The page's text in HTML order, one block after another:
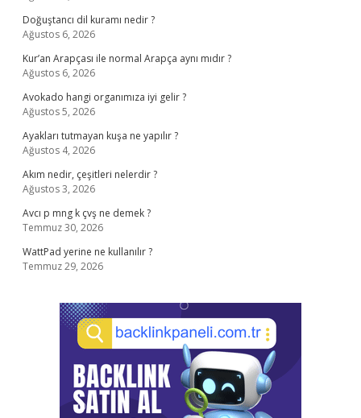
Doğuştancı dil kuramı nedir ?
Ağustos 6, 2026
Kur’an Arapçası ile normal Arapça aynı mıdır ?
Ağustos 6, 2026
Avokado hangi organımıza iyi gelir ?
Ağustos 5, 2026
Ayakları tutmayan kuşa ne yapılır ?
Ağustos 4, 2026
Akım nedir, çeşitleri nelerdir ?
Ağustos 3, 2026
Avcı p mng k çvş ne demek ?
Temmuz 30, 2026
WattPad yerine ne kullanılır ?
Temmuz 29, 2026